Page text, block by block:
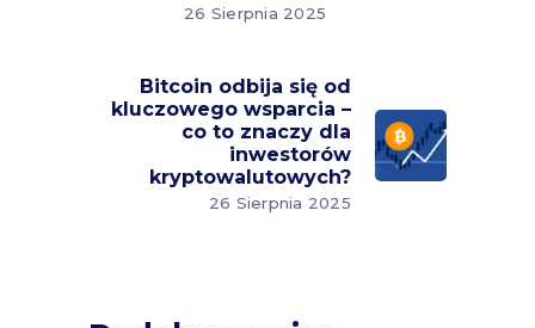
26 Sierpnia 2025
Bitcoin odbija się od
kluczowego wsparcia –
co to znaczy dla
inwestorów
kryptowalutowych?
26 Sierpnia 2025